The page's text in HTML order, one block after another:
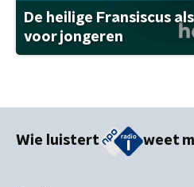
De heilige Fransiscus
voor jongeren
Wie luistert weet